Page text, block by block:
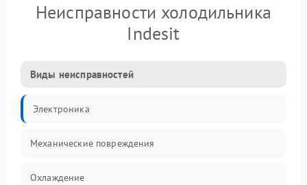
Неисправности холодильника
Indesit
Виды неисправностей
Электроника
Механические повреждения
Охлаждение